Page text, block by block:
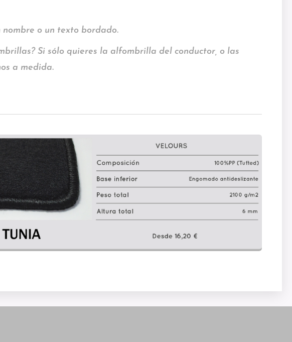
o un texto bordado.
Si sólo quieres la alfombrilla del conductor, o las
a medida.